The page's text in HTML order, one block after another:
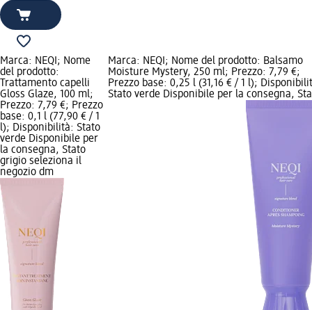
Marca: NEQI; Nome
del prodotto:
Trattamento capelli
Gloss Glaze, 100 ml;
Prezzo: 7,79 €; Prezzo
base: 0,1 l (77,90 € / 1
l); Disponibilità: Stato
verde Disponibile per
la consegna, Stato
grigio seleziona il
negozio dm
Marca: NEQI; Nome del prodotto: Balsamo
Moisture Mystery, 250 ml; Prezzo: 7,79 €;
Prezzo base: 0,25 l (31,16 € / 1 l);
Stato verde Disponibile per la consegna,